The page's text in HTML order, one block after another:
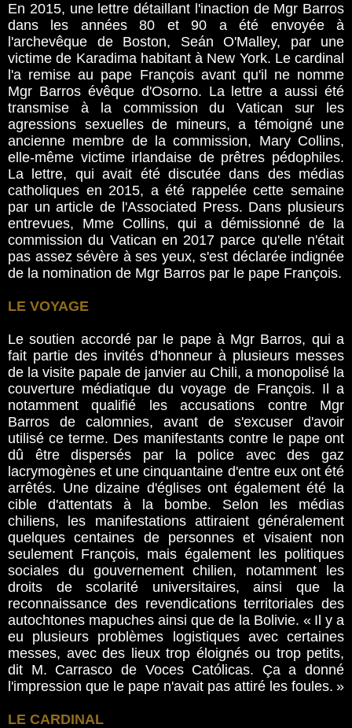
En 2015, une lettre détaillant l'inaction de Mgr Barros
dans les années 80 et 90 a été envoyée à
l'archevêque de Boston, Seán O'Malley, par une
victime de Karadima habitant à New York. Le cardinal
l'a remise au pape François avant qu'il ne nomme
Mgr Barros évêque d'Osorno. La lettre a aussi été
transmise à la commission du Vatican sur les
agressions sexuelles de mineurs, a témoigné une
ancienne membre de la commission, Mary Collins,
elle-même victime irlandaise de prêtres pédophiles.
La lettre, qui avait été discutée dans des médias
catholiques en 2015, a été rappelée cette semaine
par un article de l'Associated Press. Dans plusieurs
entrevues, Mme Collins, qui a démissionné de la
commission du Vatican en 2017 parce qu'elle n'était
pas assez sévère à ses yeux, s'est déclarée indignée
de la nomination de Mgr Barros par le pape François.
LE VOYAGE
Le soutien accordé par le pape à Mgr Barros, qui a
fait partie des invités d'honneur à plusieurs messes
de la visite papale de janvier au Chili, a monopolisé la
couverture médiatique du voyage de François. Il a
notamment qualifié les accusations contre Mgr
Barros de calomnies, avant de s'excuser d'avoir
utilisé ce terme. Des manifestants contre le pape ont
dû être dispersés par la police avec des gaz
lacrymogènes et une cinquantaine d'entre eux ont été
arrêtés. Une dizaine d'églises ont également été la
cible d'attentats à la bombe. Selon les médias
chiliens, les manifestations attiraient généralement
quelques centaines de personnes et visaient non
seulement François, mais également les politiques
sociales du gouvernement chilien, notamment les
droits de scolarité universitaires, ainsi que la
reconnaissance des revendications territoriales des
autochtones mapuches ainsi que de la Bolivie. « Il y a
eu plusieurs problèmes logistiques avec certaines
messes, avec des lieux trop éloignés ou trop petits,
dit M. Carrasco de Voces Católicas. Ça a donné
l'impression que le pape n'avait pas attiré les foules. »
LE CARDINAL